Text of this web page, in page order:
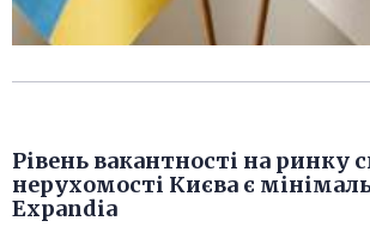
Рівень вакантності на ринку
нерухомості Києва є
Expandia